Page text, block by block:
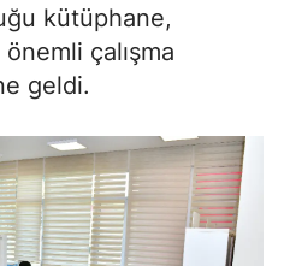
kütüphane,
çalışma
geldi.